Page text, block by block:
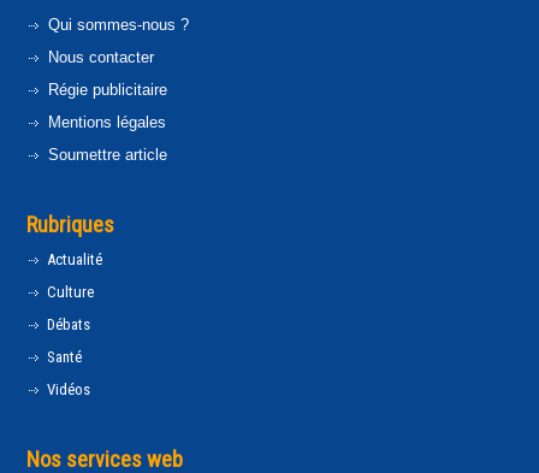
Qui sommes-nous ?
Nous contacter
Régie publicitaire
Mentions légales
Soumettre article
Rubriques
Actualité
Culture
Débats
Santé
Vidéos
Nos services web